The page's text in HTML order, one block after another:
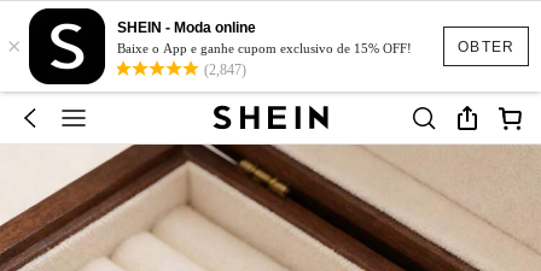
OBTER
×
SHEIN - Moda online
Baixe o App e ganhe cupom exclusivo de 15% OFF!
(2,847)